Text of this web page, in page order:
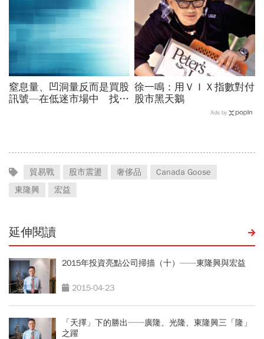
窒息量、凹洞量反而是買股
訊號—在低迷市場中 找到
徐一鳴：用ＶＩＸ指數對付
股市黑天鵝
Ads by
貿易戰 股市震盪 奢侈品
Canada Goose
東隆興
宏益
延伸閱讀
2015年投資亮點公司掃描（十）——東隆興與宏益
2015-04-23
「天擇」下的勝出──廣隆、光隆、東隆興三「隆」
之躍